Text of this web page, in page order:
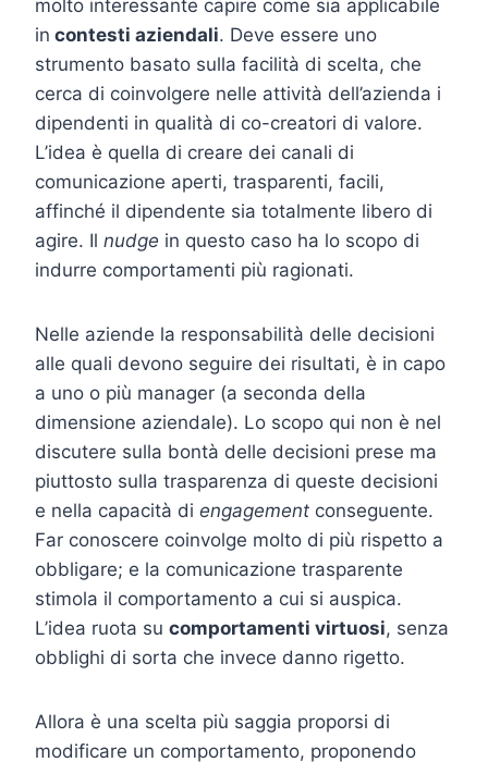
molto interessante capire come sia applicabile
in contesti aziendali. Deve essere uno
strumento basato sulla facilità di scelta, che
cerca di coinvolgere nelle attività dell’azienda i
dipendenti in qualità di co-creatori di valore.
L’idea è quella di creare dei canali di
comunicazione aperti, trasparenti, facili,
affinché il dipendente sia totalmente libero di
agire. Il nudge in questo caso ha lo scopo di
indurre comportamenti più ragionati.
Nelle aziende la responsabilità delle decisioni
alle quali devono seguire dei risultati, è in capo
a uno o più manager (a seconda della
dimensione aziendale). Lo scopo qui non è nel
discutere sulla bontà delle decisioni prese ma
piuttosto sulla trasparenza di queste decisioni
e nella capacità di engagement conseguente.
Far conoscere coinvolge molto di più rispetto a
obbligare; e la comunicazione trasparente
stimola il comportamento a cui si auspica.
L’idea ruota su comportamenti virtuosi, senza
obblighi di sorta che invece danno rigetto.
Allora è una scelta più saggia proporsi di
modificare un comportamento, proponendo